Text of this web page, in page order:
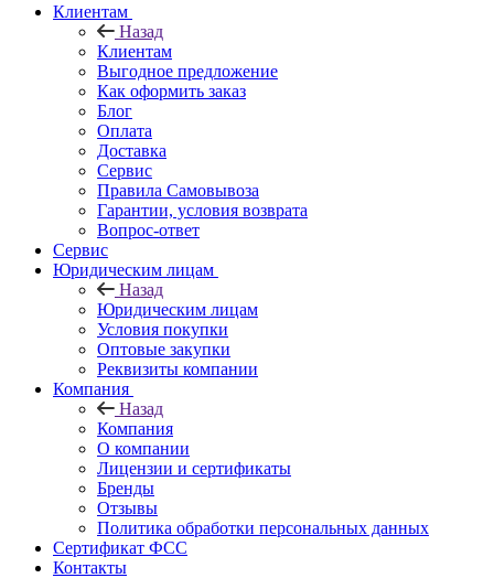
Клиентам
Назад
Клиентам
Выгодное предложение
Как оформить заказ
Блог
Оплата
Доставка
Сервис
Правила Самовывоза
Гарантии, условия возврата
Вопрос-ответ
Сервис
Юридическим лицам
Назад
Юридическим лицам
Условия покупки
Оптовые закупки
Реквизиты компании
Компания
Назад
Компания
О компании
Лицензии и сертификаты
Бренды
Отзывы
Политика обработки персональных данных
Сертификат ФСС
Контакты